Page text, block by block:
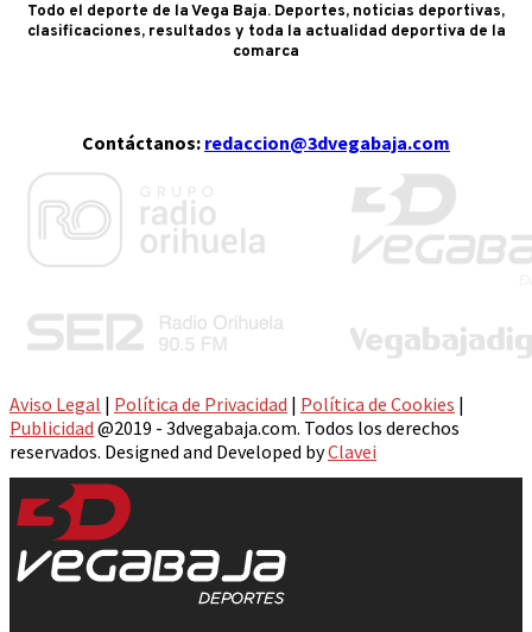
Todo el deporte de la Vega Baja. Deportes, noticias deportivas,
clasificaciones, resultados y toda la actualidad deportiva de la
comarca
Contáctanos: redaccion@3dvegabaja.com
Aviso Legal | Política de Privacidad | Política de Cookies |
Publicidad @2019 - 3dvegabaja.com. Todos los derechos
reservados. Designed and Developed byClavei